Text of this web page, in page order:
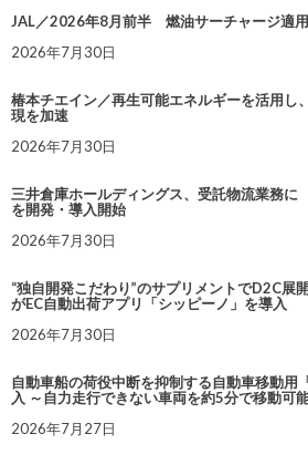
JAL／2026年8月前半 燃油サーチャージ適
2026年7月30日
椿本チエイン／再生可能エネルギーを活用し
現を加速
2026年7月30日
三井倉庫ホールディングス、受託物流業務に
を開発・導入開始
2026年7月30日
“独自開発こだわり”のサプリメントでD2C展
がEC自動出荷アプリ「シッピーノ」を導入
2026年7月30日
自動車船の荷役中断を抑制する自動車移動用
入 ～自力走行できない車両を約5分で移動可
2026年7月27日